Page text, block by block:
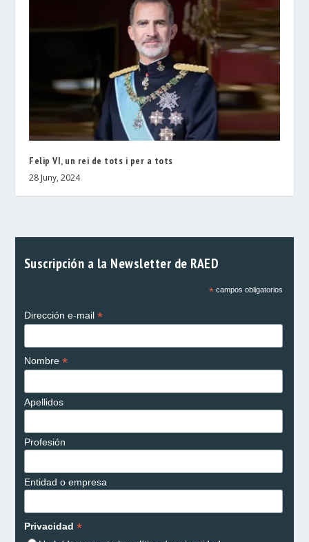
Felip VI, un rei de tots i per a tots
28 Juny, 2024
Suscripción a la Newsletter de RAED
*campos obligatorios
Dirección e-mail *
Nombre *
Apellidos
Profesión
Entidad o empresa
Privacidad *